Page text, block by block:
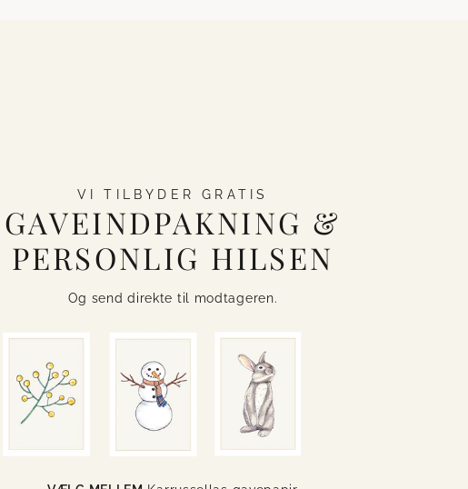
VI TILBYDER GRATIS
GAVEINDPAKNING &
PERSONLIG HILSEN
Og send direkte til modtageren.